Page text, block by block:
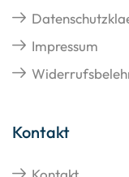
Impressum
Kontakt